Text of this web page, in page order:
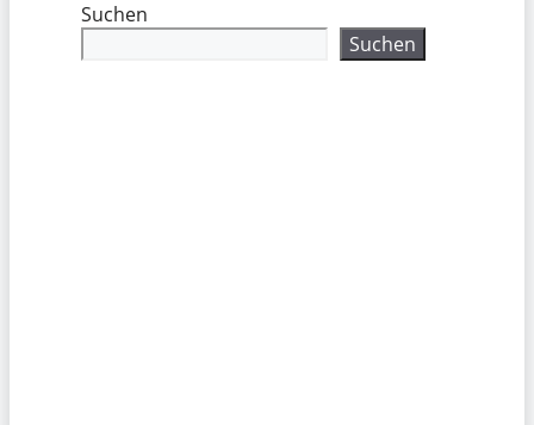
Suchen
Suchen